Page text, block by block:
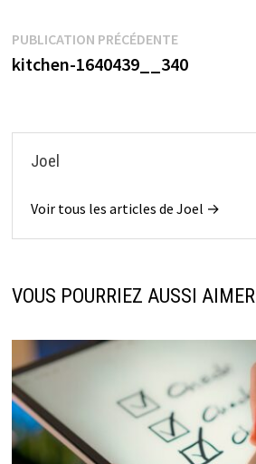
Navigation
de
PUBLICATION PRÉCÉDENTEPublication
précédente :
kitchen-1640439__340
Joel
Voir tous les articles de Joel →
VOUS POURRIEZ AUSSI AIMER